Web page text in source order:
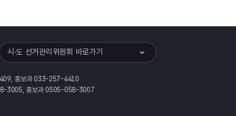
시·도 선거관리위원회 바로가기
홍보과 033-257-4410
3005, 홍보과 0505-058-3007